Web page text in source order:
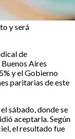
y será
de
Aires
y el Gobierno
paritarias de este
sábado, donde se
aceptarla. Según
el resultado fue